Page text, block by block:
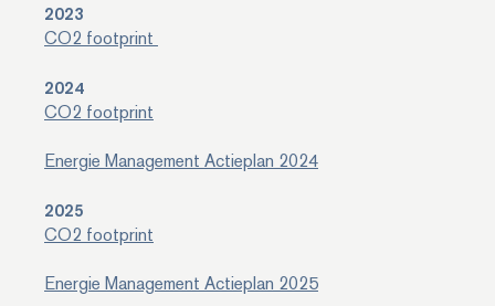
2023
CO2 footprint
2024
CO2 footprint
Energie Management Actieplan 2024
2025
CO2 footprint
Energie Management Actieplan 2025